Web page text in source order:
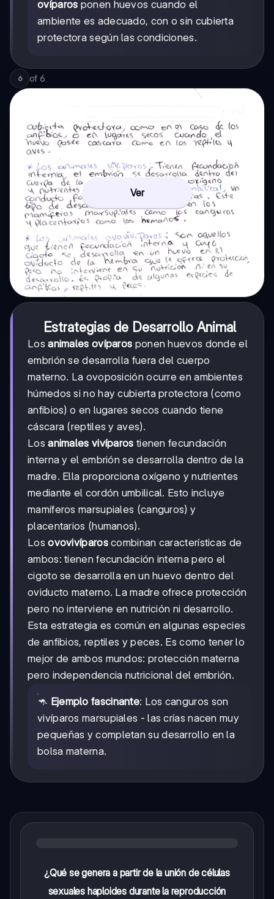
ovíparos ponen huevos cuando el
ambiente es adecuado, con o sin cubierta
protectora según las condiciones.
6 of 6
Ver
Estrategias de Desarrollo Animal
Losanimales ovíparos ponen huevos donde el
embrión se desarrolla fuera del cuerpo
materno. La ovoposición ocurre en ambientes
húmedos si no hay cubierta protectora (como
anfibios) o en lugares secos cuando tiene
cáscara (reptiles y aves).
Losanimales vivíparos tienen fecundación
interna y el embrión se desarrolla dentro de la
madre. Ella proporciona oxígeno y nutrientes
mediante el cordón umbilical. Esto incluye
mamíferos marsupiales (canguros) y
placentarios (humanos).
Losovovivíparoscombinan características de
ambos: tienen fecundación interna pero el
cigoto se desarrolla en un huevo dentro del
oviducto materno. La madre ofrece protección
pero no interviene en nutrición ni desarrollo.
Esta estrategia es común en algunas especies
de anfibios, reptiles y peces. Es como tener lo
mejor de ambos mundos: protección materna
pero independencia nutricional del embrión.
🦘 Ejemplo fascinante: Los canguros son
vivíparos marsupiales - las crías nacen muy
pequeñas y completan su desarrollo en la
bolsa materna.
¿Qué se genera a partir de la unión de células
sexuales haploides durante la reproducción